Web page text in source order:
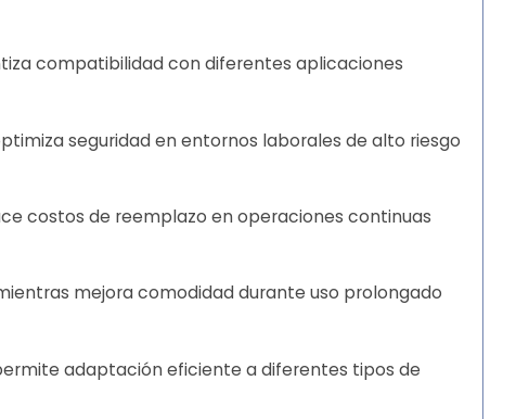
compatibilidad con diferentes aplicaciones
seguridad en entornos laborales de alto riesgo
costos de reemplazo en operaciones continuas
mejora comodidad durante uso prolongado
adaptación eficiente a diferentes tipos de